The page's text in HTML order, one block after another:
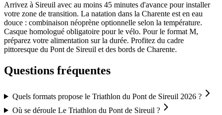
Arrivez à Sireuil avec au moins 45 minutes d'avance pour installer
votre zone de transition. La natation dans la Charente est en eau
douce : combinaison néoprène optionnelle selon la température.
Casque homologué obligatoire pour le vélo. Pour le format M,
préparez votre alimentation sur la durée. Profitez du cadre
pittoresque du Pont de Sireuil et des bords de Charente.
Questions fréquentes
Quels formats propose le Triathlon du Pont de Sireuil 2026 ?
Où se déroule Le Triathlon du Pont de Sireuil ?